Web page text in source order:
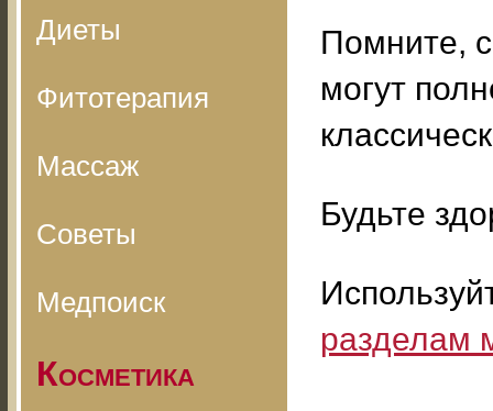
Диеты
Фитотерапия
Массаж
Советы
Медпоиск
Косметика
Помните,
могут
Будьте
разделам